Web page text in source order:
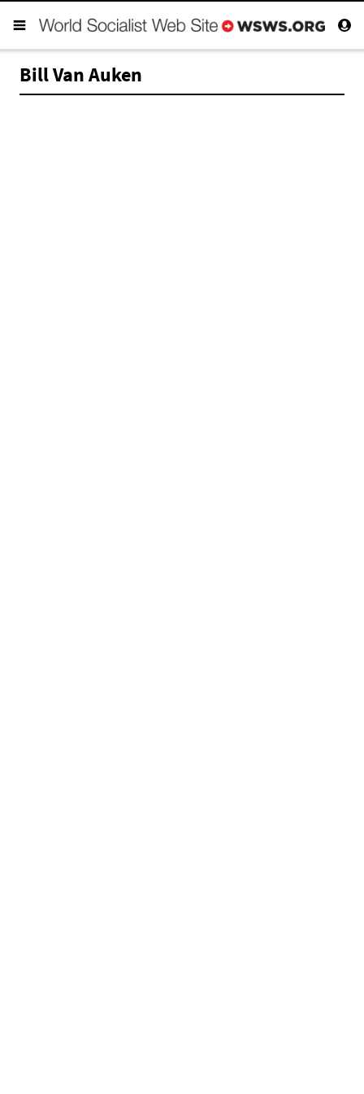
Bill Van Auken